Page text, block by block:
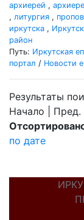
архиерей ,
, литургия ,
иркутска ,
район
Путь: Иркутская
портал / Новости
Результаты
Начало | Пред. |
по дате